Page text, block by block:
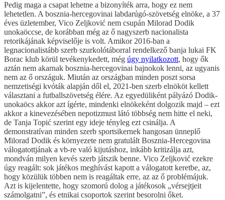
Pedig maga a csapat lehetne a bizonyíték arra, hogy ez nem
lehetetlen. A bosznia-hercegovinai labdarúgó-szövetség elnöke, a 37
éves üzletember, Vico Zeljković nem csupán Milorad Dodik
unokaöccse, de korábban még az ő nagyszerb nacionalista
retorikájának képviselője is volt. Amikor 2016-ban a
legnacionalistább szerb szurkolótáborral rendelkező banja lukai FK
Borac klub körül tevékenykedett, még úgy nyilatkozott, hogy ők
aztán nem akarnak bosznia-hercegovinai bajnokok lenni, az ugyanis
nem az ő országuk. Miután az országban minden poszt sorsa
nemzetiségi kvóták alapján dől el, 2021-ben szerb elnököt kellett
választani a futballszövetség élére. Az egyedüliként pályázó Dodik-
unokaöcs akkor azt ígérte, mindenki elnökeként dolgozik majd – ezt
akkor a kinevezésében nepotizmust látó többség nem hitte el neki,
de Tanja Topić szerint egy ideje tényleg ezt csinálja. A
demonstratívan minden szerb sportsikernek hangosan ünneplő
Milorad Dodik és környezete nem gratulált Bosznia-Hercegovina
válogatottjának a vb-re való kijutáshoz, inkább kritizálja azt,
mondván milyen kevés szerb játszik benne. Vico Zeljković ezekre
úgy reagált: sok játékos meghívást kapott a válogatott keretbe, az,
hogy közülük többen nem is reagáltak erre, az az ő problémájuk.
Azt is kijelentette, hogy szomorú dolog a játékosok „vérsejtjeit
számolgatni”, és etnikai csoportok szerint besorolni őket.